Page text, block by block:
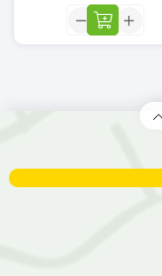
تعداد:
ضماد